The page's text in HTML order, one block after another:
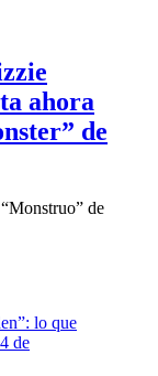
ahora
de
de